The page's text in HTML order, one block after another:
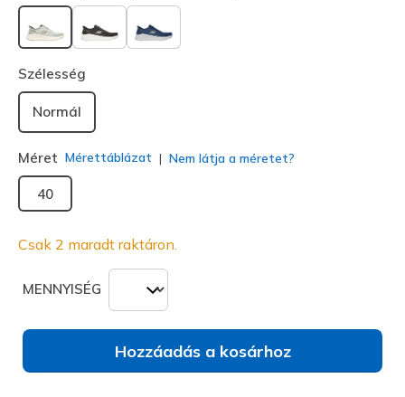
kiválasztva
Szélesség
Normál
Méret Mérettáblázat Nem látja a méretet?
40
Csak 2 maradt raktáron.
MENNYISÉG
Hozzáadás a kosárhoz